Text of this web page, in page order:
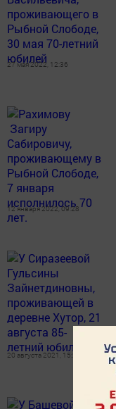
27 мая 2022, 12:36
12 января 2022, 09:28
20 августа 2021, 15:23